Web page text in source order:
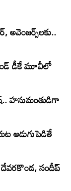
డీకే మూవీలో
హనుమంతుడిగా
అడుగుపెడితే
సందీప్